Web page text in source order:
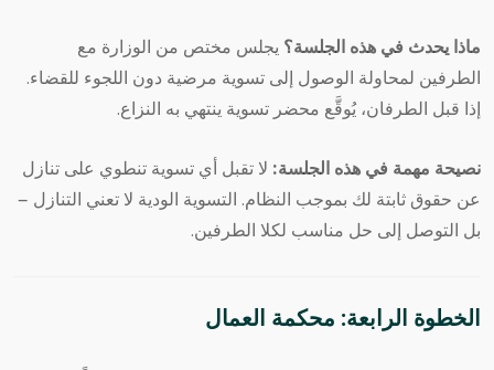
ماذا يحدث في هذه الجلسة؟ يجلس مختص من الوزارة مع
الطرفين لمحاولة الوصول إلى تسوية مرضية دون اللجوء للقضاء.
إذا قبل الطرفان، يُوقَّع محضر تسوية ينتهي به النزاع.
نصيحة مهمة في هذه الجلسة: لا تقبل أي تسوية تنطوي على تنازل
عن حقوق ثابتة لك بموجب النظام. التسوية الودية لا تعني التنازل —
بل التوصل إلى حل مناسب لكلا الطرفين.
الخطوة الرابعة: محكمة العمال